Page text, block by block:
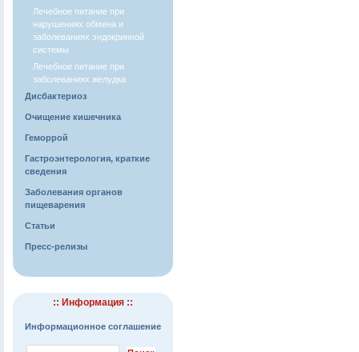
Лечебное питание при
нарушениях обмена и
заболеваниях эндокринной
системы
Лечебное питание при
заболеваниях желудка
Дисбактериоз
Очищение кишечника
Геморрой
Гастроэнтерология, краткие
сведения
Заболевания органов
пищеварения
Статьи
Пресс-релизы
:: Информация ::
Информационное соглашение